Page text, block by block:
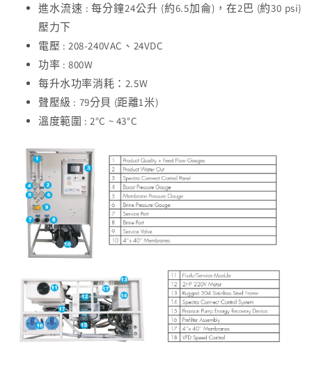
進水流速 : 每分鐘24公升 (約6.5加侖)，在2巴 (約30 psi)
壓力下
電壓 : 208-240VAC、24VDC
功率 : 800W
每升水功率消耗：2.5W
聲壓級 : 79分貝 (距離1米)
溫度範圍 : 2°C ~ 43°C